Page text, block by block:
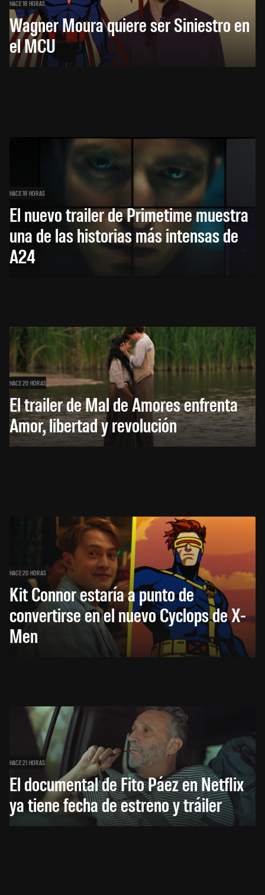
HACE 18 HORAS
Wagner Moura quiere ser Siniestro en
el MCU
HACE 18 HORAS
El nuevo trailer de Primetime muestra
una de las historias más intensas de
A24
HACE 20 HORAS
El trailer de Mal de Amores enfrenta
Amor, libertad y revolución
HACE 20 HORAS
Kit Connor estaría a punto de
convertirse en el nuevo Cyclops de X-
Men
HACE 21 HORAS
El documental de Fito Páez en Netflix
ya tiene fecha de estreno y tráiler